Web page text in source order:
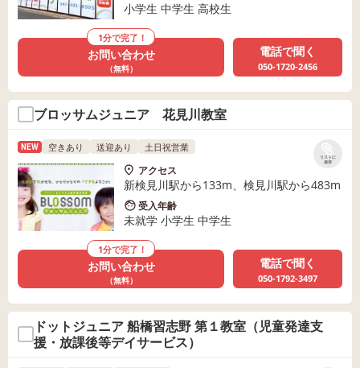
小学生 中学生 高校生
1分で完了！
お問い合わせ
（無料）
電話で聞く
050-1720-2456
ブロッサムジュニア 花見川教室
リストに
保存
NEW 空きあり 送迎あり 土日祝営業
アクセス
新検見川駅から133m、検見川駅から483m
受入年齢
未就学 小学生 中学生
1分で完了！
お問い合わせ
（無料）
電話で聞く
050-1792-3497
ドットジュニア 船橋習志野 第１教室（児童発達支
援・放課後等デイサービス）